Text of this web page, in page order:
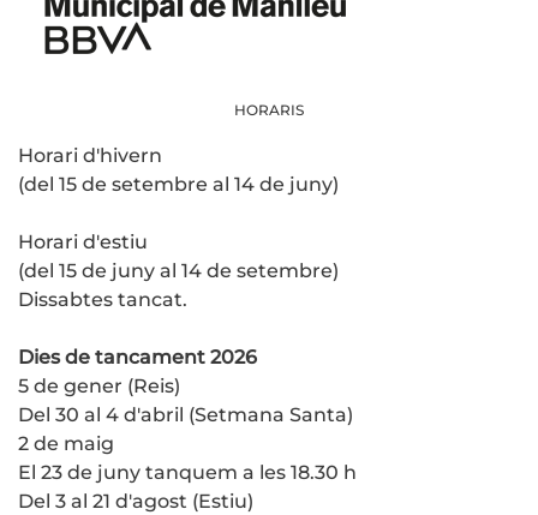
HORARIS
Horari d'hivern
(del 15 de setembre al 14 de juny)
Horari d'estiu
(del 15 de juny al 14 de setembre)
Dissabtes tancat.
Dies de tancament 2026
5 de gener (Reis)
Del 30 al 4 d'abril (Setmana Santa)
2 de maig
El 23 de juny tanquem a les 18.30 h
Del 3 al 21 d'agost (Estiu)